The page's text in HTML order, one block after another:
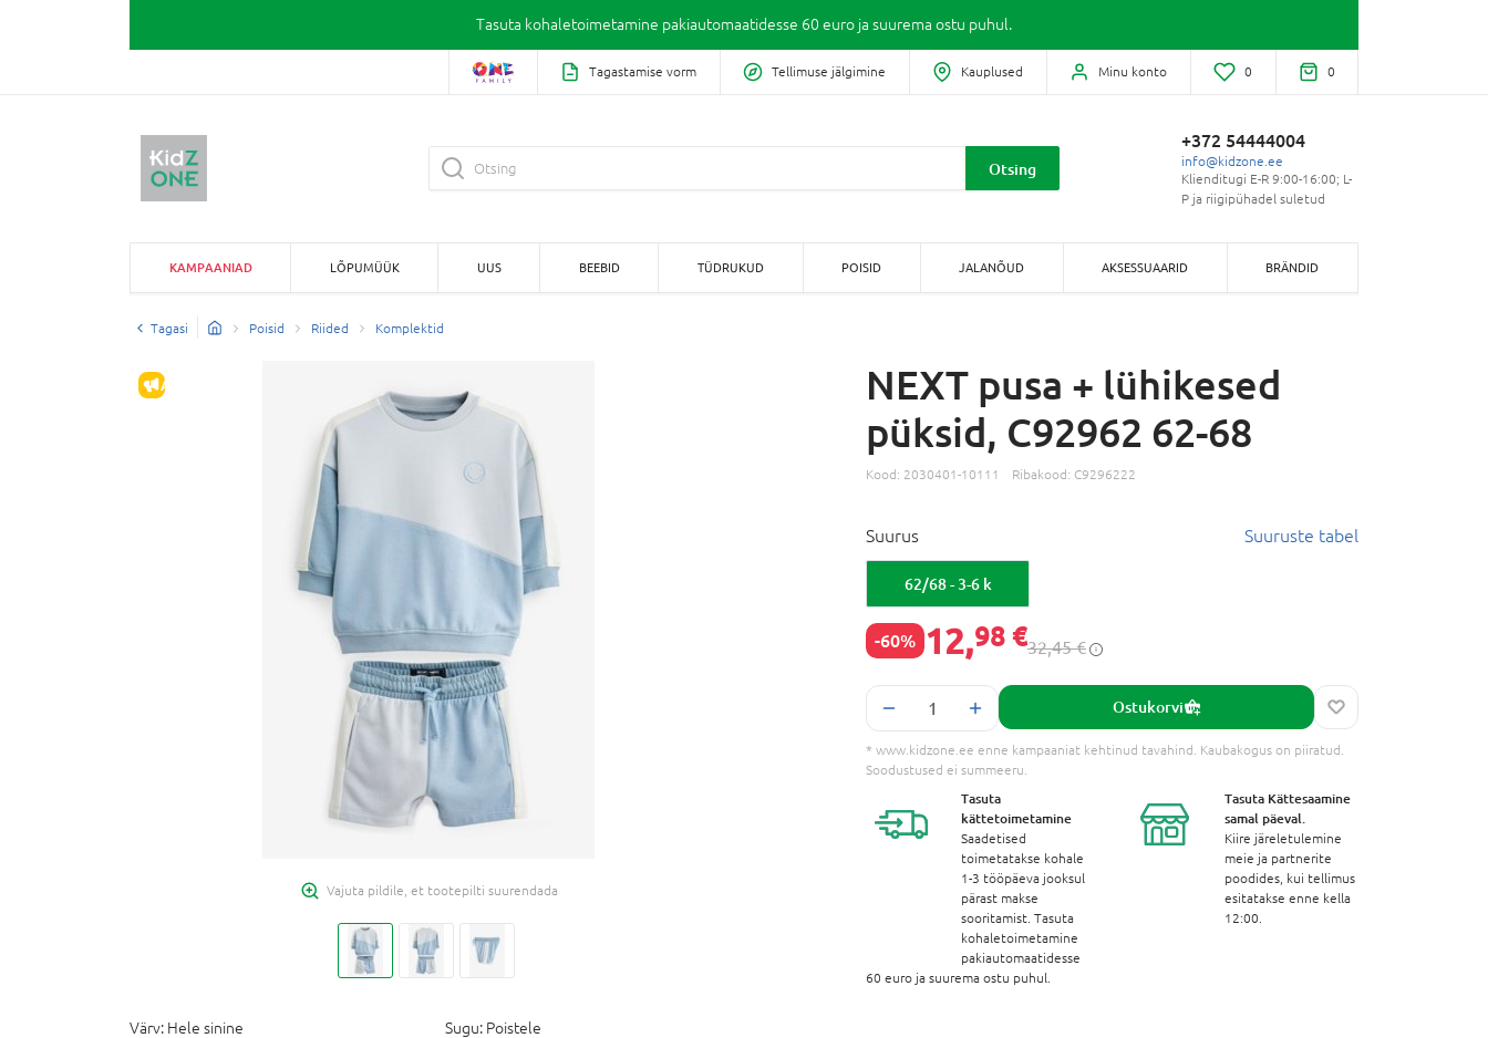
Tasuta kohaletoimetamine pakiautomaatidesse 60 euro ja suurema ostu puhul.
Tagastamise vorm Tellimuse jälgimine Kauplused Minu konto 0 0
Otsing
+372 54444004
info@kidzone.ee
Klienditugi E-R 9:00-16:00; L-
P ja riigipühadel suletud
KAMPAANIAD LÕPUMÜÜK UUS BEEBID TÜDRUKUD POISID JALANÕUD AKSESSUAARID BRÄNDID
Tagasi Poisid Riided Komplektid
ALLAHINDLUS
Vajuta pildile, et tootepilti suurendada
Värv: Hele sinine Sugu: Poistele
NEXT pusa + lühikesed
püksid, C92962 62-68
Kood: 2030401-10111 Ribakood: C9296222
Suurus Suuruste tabel
62/68 - 3-6 k
-60% 12,98 €32,45 €
Ostukorvi
* www.kidzone.ee enne kampaaniat kehtinud tavahind. Kaubakogus on piiratud.
Soodustused ei summeeru.
Tasuta
kättetoimetamine
Saadetised
toimetatakse kohale
1-3 tööpäeva jooksul
pärast makse
sooritamist. Tasuta
kohaletoimetamine
pakiautomaatidesse
60 euro ja suurema ostu puhul.
Tasuta Kättesaamine
samal päeval.
Kiire järeletulemine
meie ja partnerite
poodides, kui tellimus
esitatakse enne kella
12:00.